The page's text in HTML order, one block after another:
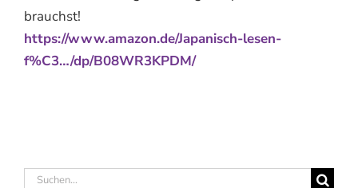
brauchst!
https://www.amazon.de/Japanisch-lesen-
f%C3…/dp/B08WR3KPDM/
Suche